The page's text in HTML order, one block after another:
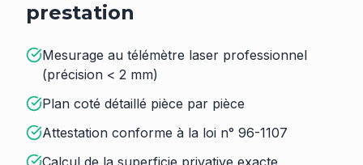
prestation
Mesurage au télémètre laser professionnel
(précision < 2 mm)
Plan coté détaillé pièce par pièce
Attestation conforme à la loi n° 96-1107
Calcul de la superficie privative exacte